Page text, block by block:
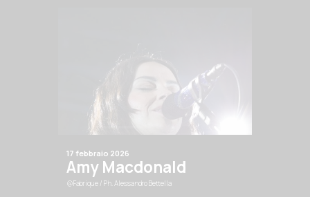
17 febbraio 2026
Amy Macdonald
@Fabrique / Ph. Alessandro Bettella